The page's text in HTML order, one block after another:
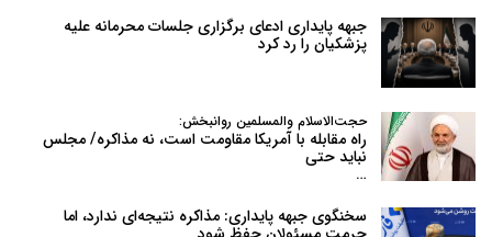
جبهه پایداری ادعای برگزاری جلسات محرمانه علیه
پزشکیان را رد کرد
حجت‌الاسلام والمسلمین روانبخش:
راه مقابله با آمریکا مقاومت است، نه مذاکره/ مجلس
نباید حتی
…
سخنگوی جبهه پایداری: مذاکره نتیجه‌ای ندارد، اما